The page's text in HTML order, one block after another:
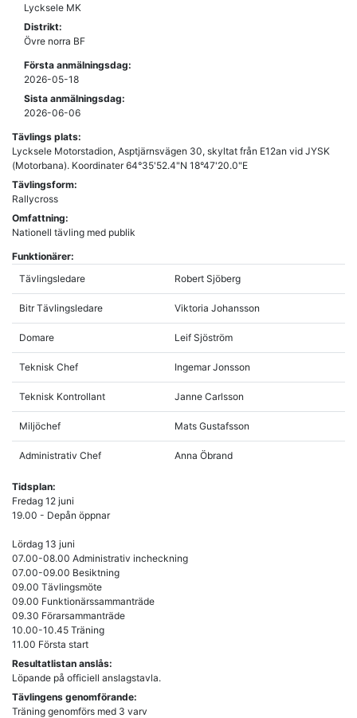
Lycksele MK
Distrikt:
Övre norra BF
Första anmälningsdag:
2026-05-18
Sista anmälningsdag:
2026-06-06
Tävlings plats:
Lycksele Motorstadion, Asptjärnsvägen 30, skyltat från E12an vid JYSK
(Motorbana). Koordinater 64°35'52.4"N 18°47'20.0"E
Tävlingsform:
Rallycross
Omfattning:
Nationell tävling med publik
Funktionärer:
Tävlingsledare
Robert Sjöberg
Bitr Tävlingsledare Viktoria Johansson
Domare Leif Sjöström
Teknisk Chef Ingemar Jonsson
Teknisk Kontrollant Janne Carlsson
Miljöchef Mats Gustafsson
Administrativ Chef Anna Öbrand
Tidsplan:
Fredag 12 juni
19.00 - Depån öppnar
Lördag 13 juni
07.00-08.00 Administrativ incheckning
07.00-09.00 Besiktning
09.00 Tävlingsmöte
09.00 Funktionärssammanträde
09.30 Förarsammanträde
10.00-10.45 Träning
Resultatlistan anslås:
Löpande på officiell anslagstavla.
Tävlingens genomförande:
Träning genomförs med 3 varv